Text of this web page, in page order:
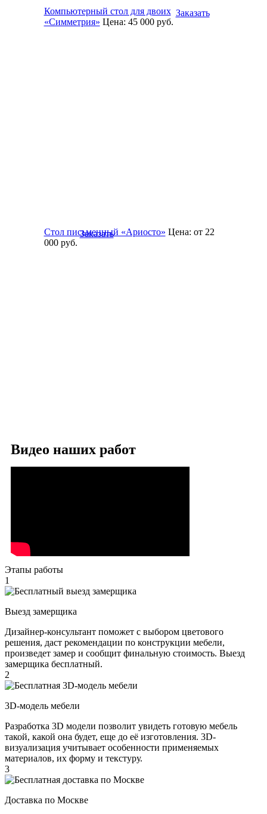
Компьютерный стол для двоих
«Симметрия» Цена: 45 000руб.
Заказать
Стол письменный «Ариосто» Цена: от 22
000руб.
Заказать
Видео наших работ
Этапы работы
1
Выезд замерщика
Дизайнер-консультант поможет с выбором цветового
решения, даст рекомендации по конструкции мебели,
произведет замер и сообщит финальную стоимость. Выезд
замерщика бесплатный.
2
3D-модель мебели
Разработка 3D модели позволит увидеть готовую мебель
такой, какой она будет, еще до её изготовления. 3D-
визуализация учитывает особенности применяемых
материалов, их форму и текстуру.
3
Доставка по Москве